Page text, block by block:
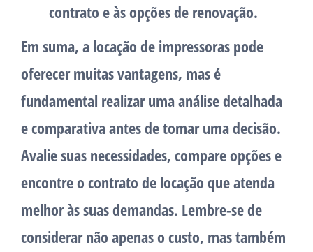
contrato e às opções de renovação.
Em suma, a locação de impressoras pode
oferecer muitas vantagens, mas é
fundamental realizar uma análise detalhada
e comparativa antes de tomar uma decisão.
Avalie suas necessidades, compare opções e
encontre o contrato de locação que atenda
melhor às suas demandas. Lembre-se de
considerar não apenas o custo, mas também